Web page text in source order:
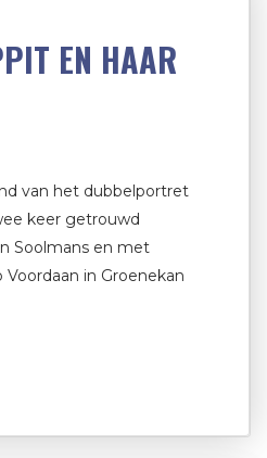
EN HAAR
van het dubbelportret
keer getrouwd
Soolmans en met
in Groenekan